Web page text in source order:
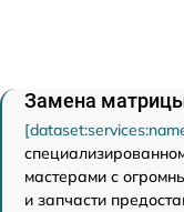
Замена
мастерами с
и запчасти